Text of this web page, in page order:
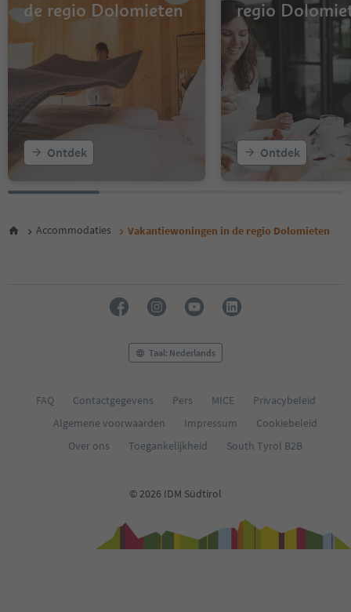
12
14
22
23
26
de regio Dolomieten
Ontdek
regio
Ontdek
Accommodaties Vakantiewoningen in de regio Dolomieten
Taal: Nederlands
FAQ Contactgegevens Pers MICE
Privacybeleid
Algemene voorwaarden
Impressum
Cookiebeleid
Over ons
Toegankelijkheid South Tyrol B2B
© 2026 IDM Südtirol